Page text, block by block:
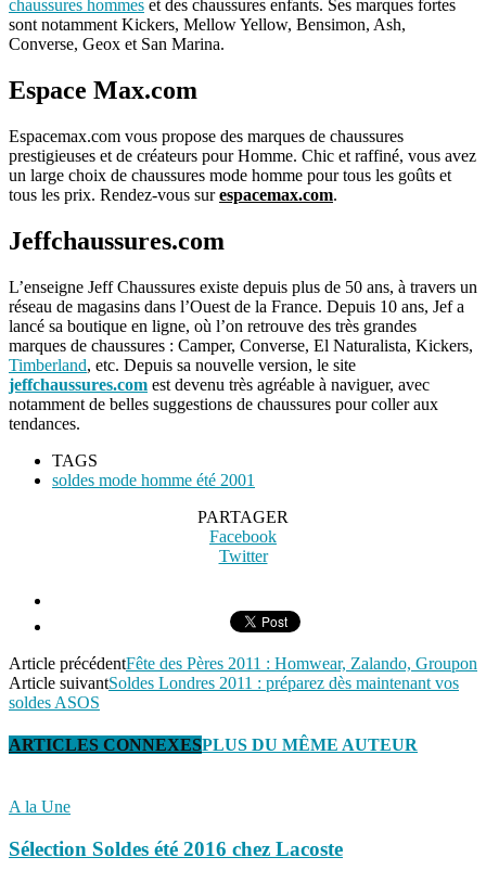
chaussures hommes et des chaussures enfants. Ses marques fortes
sont notamment Kickers, Mellow Yellow, Bensimon, Ash,
Converse, Geox et San Marina.
Espace Max.com
Espacemax.com vous propose des marques de chaussures
prestigieuses et de créateurs pour Homme. Chic et raffiné, vous avez
un large choix de chaussures mode homme pour tous les goûts et
tous les prix. Rendez-vous surespacemax.com.
Jeffchaussures.com
L’enseigne Jeff Chaussures existe depuis plus de 50 ans, à travers un
réseau de magasins dans l’Ouest de la France. Depuis 10 ans, Jef a
lancé sa boutique en ligne, où l’on retrouve des très grandes
marques de chaussures : Camper, Converse, El Naturalista, Kickers,
Timberland, etc. Depuis sa nouvelle version, le site
jeffchaussures.com est devenu très agréable à naviguer, avec
notamment de belles suggestions de chaussures pour coller aux
tendances.
TAGS
soldes mode homme été 2001
PARTAGER
Facebook
Twitter
Article précédentFête des Pères 2011 : Homwear, Zalando, Groupon
Article suivantSoldes Londres 2011 : préparez dès maintenant vos
soldes ASOS
ARTICLES CONNEXESPLUS DU MÊME AUTEUR
A la Une
Sélection Soldes été 2016 chez Lacoste